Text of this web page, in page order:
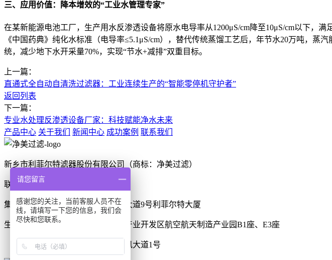
三、应用价值：降本增效的“工业水管理专家”
在某新能源电池工厂，生产用水反渗透设备将原水电导率从1200μS/cm降至10μS/cm以下，
《中国药典》纯化水标准（电导率≤5.1μS/cm），替代传统蒸馏工艺后，年节水20万吨，蒸
统，减少地下水开采量70%，实现“节水+减排”双重目标。
上一篇：
直通式全自动自清洗过滤器：工业连续生产的“智能零停机守护者”
返回列表
下一篇：
专业水处理反渗透设备厂家：科技赋能净水未来
产品中心 关于我们 新闻中心 成功案例 联系我们
新乡市利菲尔特滤器股份有限公司（商标：净美过滤）
联系电话：0373-2636001
集团办公地址：新乡市牧野区宏力大道9号利菲尔特大厦
生产厂区：河南省新乡市高新技术产业开发区航空航天制造产业园B1座、E3座
河南省商丘市梁园区晨风大道1号
请您留言
感谢您的关注，当前客服人员不在
线，请填写一下您的信息，我们会
尽快和您联系。